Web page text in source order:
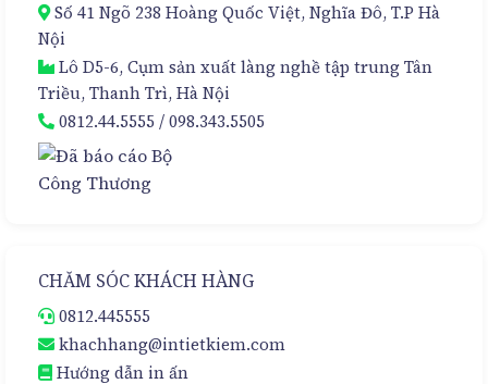
Hoàn
Cấp
Số 41 Ngõ 238 Hoàng Quốc Việt, Nghĩa Đô, T.P Hà
Nội
Lô D5-6, Cụm sản xuất làng nghề tập trung Tân
Triều, Thanh Trì, Hà Nội
0812.44.5555 /098.343.5505
CHĂM SÓC KHÁCH HÀNG
0812.445555
khachhang@intietkiem.com
Hướng dẫn in ấn